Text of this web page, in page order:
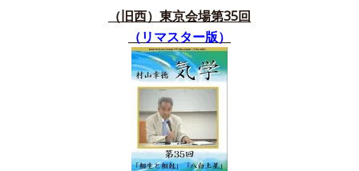
（旧西）東京会場第35回
（リマスター版）